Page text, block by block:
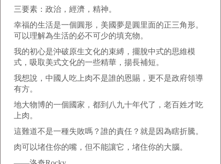
三要素：政治，經濟，精神。
幸福的生活是一個圓形，美國夢是圓里面的正三角形。
可以理解為生活的必不可少的填充物。
我的初心是沖破原生文化的束縛，擺脫中式的思維模
式，吸取美式文化的一些精華，揚長補短。
我想說，中國人吃上肉不是誰的恩賜，更不是政府領導
有方。
地大物博的一個國家，都到八九十年代了，老百姓才吃
上肉。
這難道不是一種失敗嗎？誰的責任？就是因為瞎折騰。
肉可以堵住你的嘴，但不能讓它，堵住你的大腦。